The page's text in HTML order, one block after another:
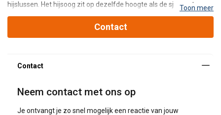
hijslussen. Het hijsoog zit op dezelfde hoogte als de sjorpunten,
waardoor je de beschikbare hijshoogte onder de kraan optimaal
De balk past op de meeste big
Toon meer
Contact
Neem contact met ons op
Je ontvangt je zo snel mogelijk een reactie van jouw